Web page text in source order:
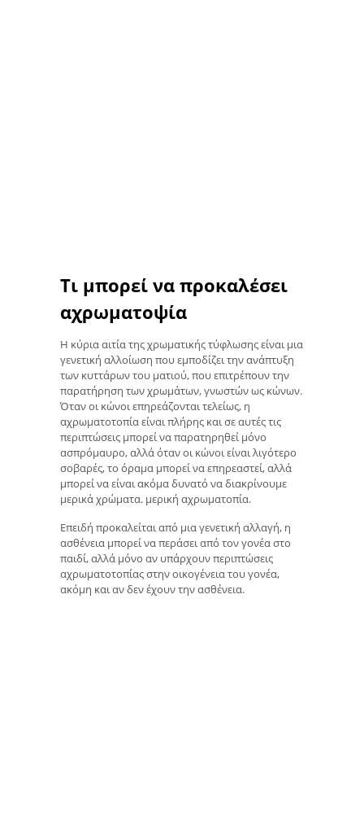
Τι μπορεί να προκαλέσει
αχρωματοψία
Η κύρια αιτία της χρωματικής τύφλωσης είναι μια
γενετική αλλοίωση που εμποδίζει την ανάπτυξη
των κυττάρων του ματιού, που επιτρέπουν την
παρατήρηση των χρωμάτων, γνωστών ως κώνων.
Όταν οι κώνοι επηρεάζονται τελείως, η
αχρωματοτοπία είναι πλήρης και σε αυτές τις
περιπτώσεις μπορεί να παρατηρηθεί μόνο
ασπρόμαυρο, αλλά όταν οι κώνοι είναι λιγότερο
σοβαρές, το όραμα μπορεί να επηρεαστεί, αλλά
μπορεί να είναι ακόμα δυνατό να διακρίνουμε
μερικά χρώματα. μερική αχρωματοπία.
Επειδή προκαλείται από μια γενετική αλλαγή, η
ασθένεια μπορεί να περάσει από τον γονέα στο
παιδί, αλλά μόνο αν υπάρχουν περιπτώσεις
αχρωματοτοπίας στην οικογένεια του γονέα,
ακόμη και αν δεν έχουν την ασθένεια.